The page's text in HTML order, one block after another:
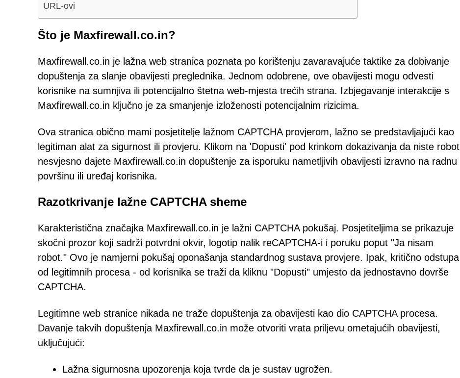
URL-ovi
Što je Maxfirewall.co.in?
Maxfirewall.co.in je lažna web stranica poznata po korištenju zavaravajuće taktike za dobivanje
dopuštenja za slanje obavijesti preglednika. Jednom odobrene, ove obavijesti mogu odvesti
korisnike na sumnjiva ili potencijalno štetna web-mjesta trećih strana. Izbjegavanje interakcije s
Maxfirewall.co.in ključno je za smanjenje izloženosti potencijalnim rizicima.
Ova stranica obično mami posjetitelje lažnom CAPTCHA provjerom, lažno se predstavljajući kao
legitiman alat za sigurnost ili provjeru. Klikom na 'Dopusti' pod krinkom dokazivanja da niste robot
nesvjesno dajete Maxfirewall.co.in dopuštenje za isporuku nametljivih obavijesti izravno na radnu
površinu ili uređaj korisnika.
Razotkrivanje lažne CAPTCHA sheme
Karakteristična značajka Maxfirewall.co.in je lažni CAPTCHA pokušaj. Posjetiteljima se prikazuje
skočni prozor koji sadrži potvrdni okvir, logotip nalik reCAPTCHA-i i poruku poput "Ja nisam
robot." Ovo je namjerni pokušaj oponašanja standardnog sustava provjere. Ipak, kritično odstupa
od legitimnih procesa - od korisnika se traži da kliknu "Dopusti" umjesto da jednostavno dovrše
CAPTCHA.
Legitimne web stranice nikada ne traže dopuštenja za obavijesti kao dio CAPTCHA procesa.
Davanje takvih dopuštenja Maxfirewall.co.in može otvoriti vrata priljevu ometajućih obavijesti,
uključujući:
Lažna sigurnosna upozorenja koja tvrde da je sustav ugrožen.